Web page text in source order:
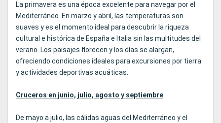
La primavera es una época excelente para navegar por el
Mediterráneo. En marzo y abril, las temperaturas son
suaves y es el momento ideal para descubrir la riqueza
cultural e histórica de España e Italia sin las multitudes del
verano. Los paisajes florecen y los días se alargan,
ofreciendo condiciones ideales para excursiones por tierra
y actividades deportivas acuáticas.
Cruceros en junio, julio, agosto y septiembre
De mayo a julio, las cálidas aguas del Mediterráneo y el